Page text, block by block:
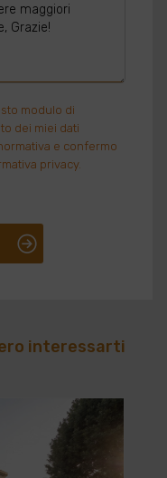
modulo di
dei miei dati
e confermo
privacy.
interessarti